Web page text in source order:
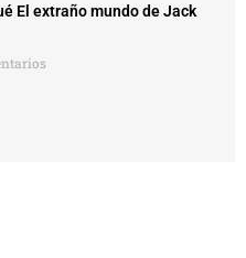
El extraño mundo de Jack